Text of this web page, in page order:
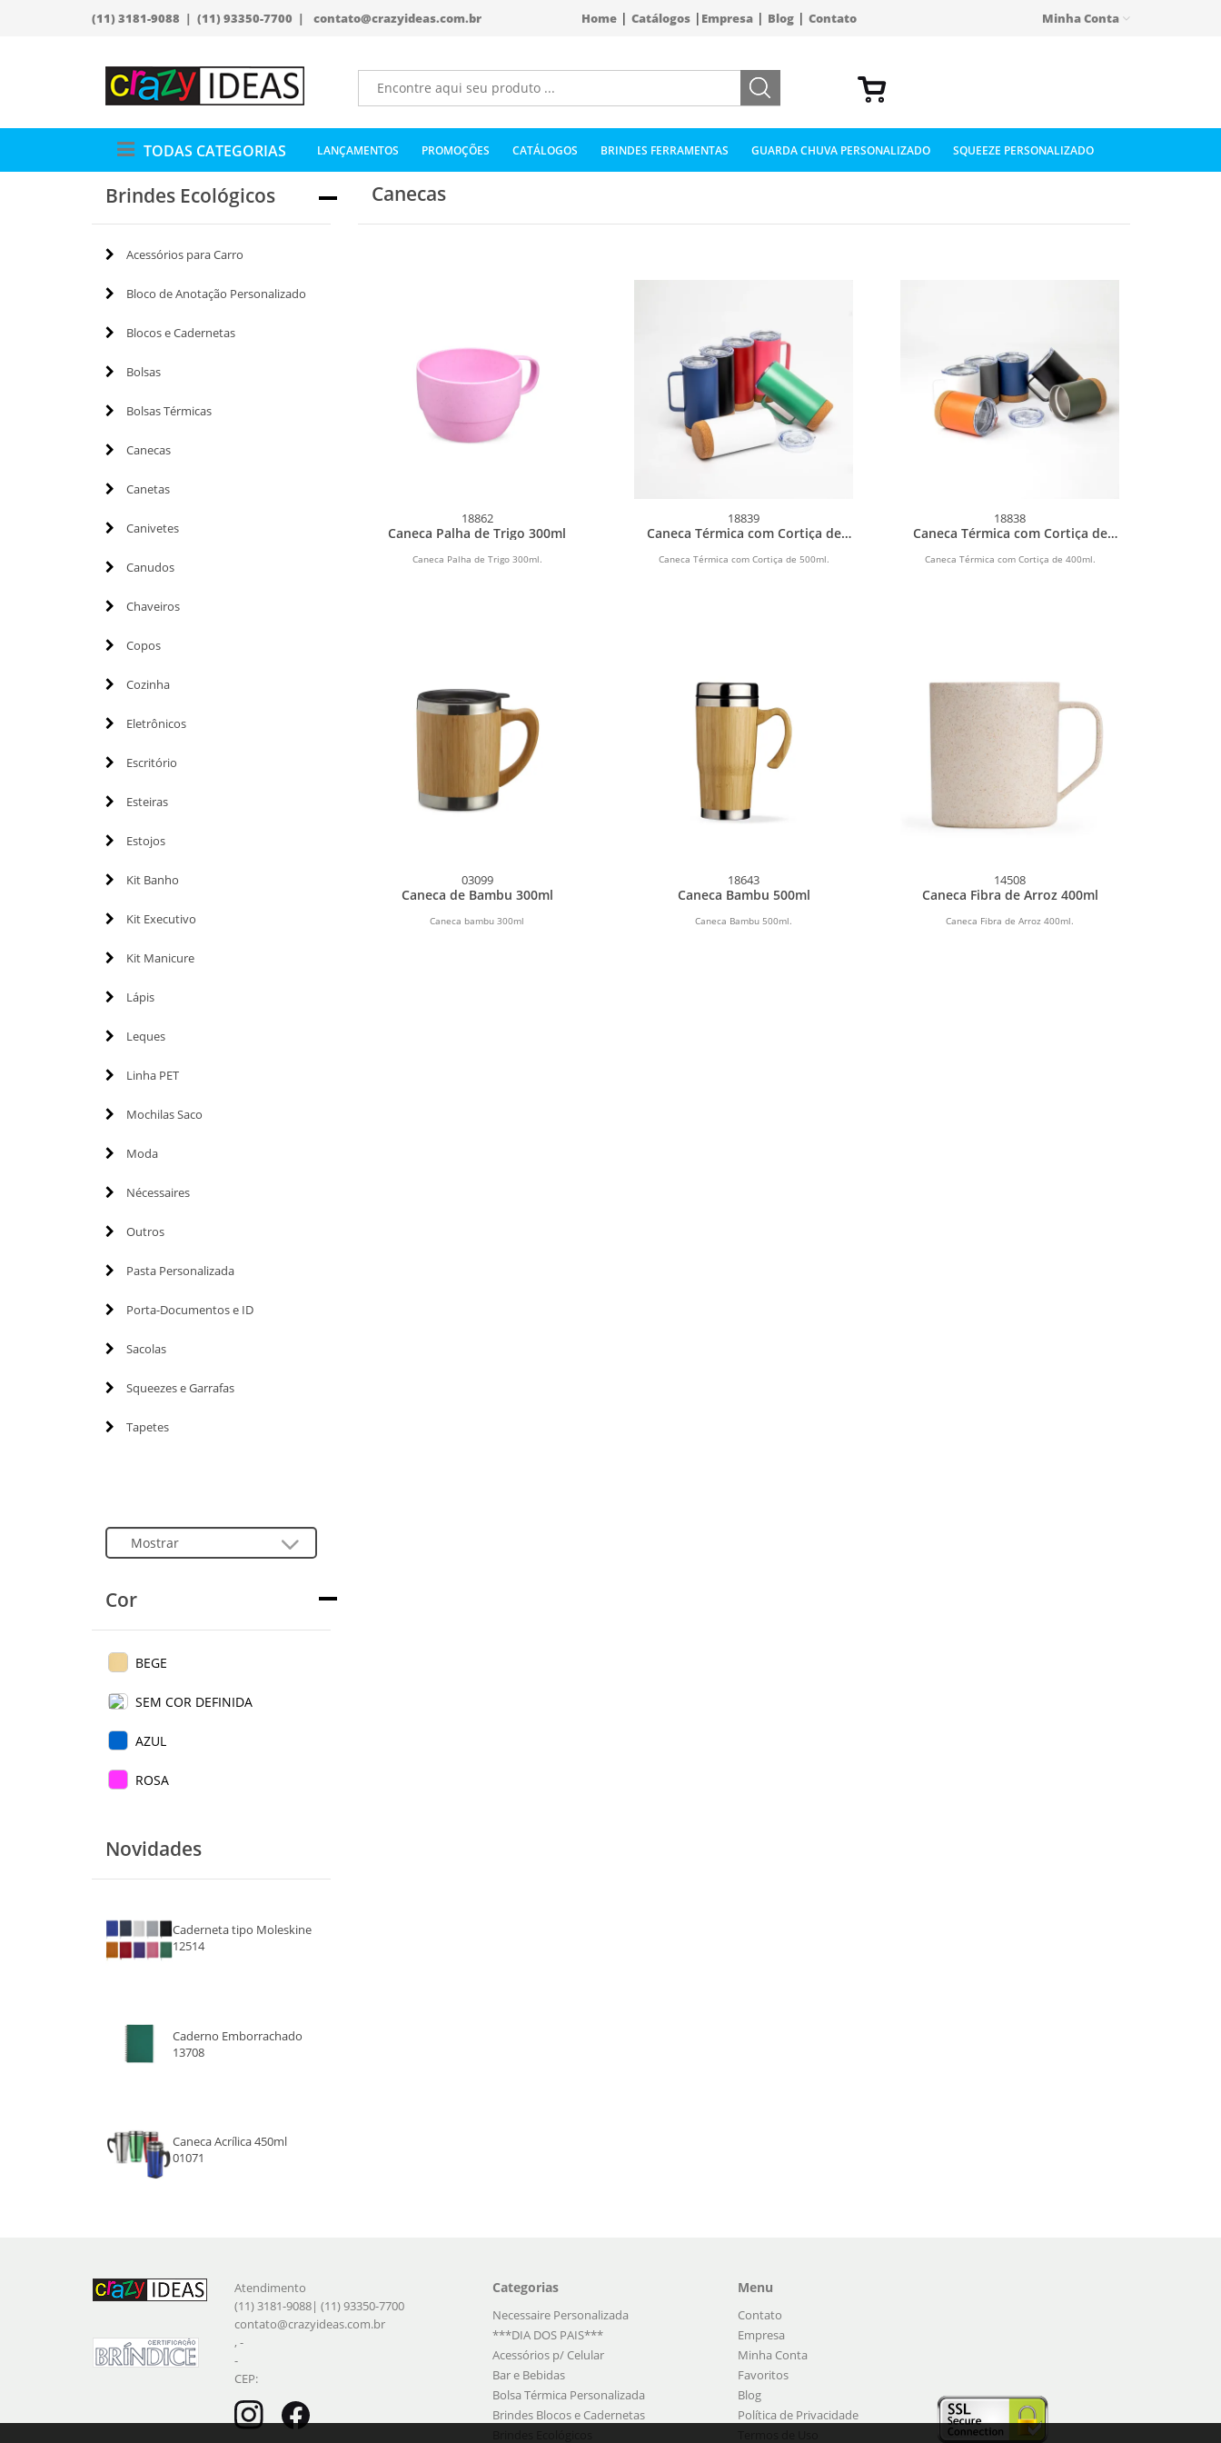
(11) 3181-9088 | (11) 93350-7700 | contato@crazyideas.com.br Home| Catálogos| Empresa| Blog| Contato Minha Conta
TODAS CATEGORIAS LANÇAMENTOS PROMOÇÕES CATÁLOGOS BRINDES FERRAMENTAS GUARDA CHUVA PERSONALIZADO SQUEEZE PERSONALIZADO
Brindes Ecológicos
Acessórios para Carro
Bloco de Anotação Personalizado
Blocos e Cadernetas
Bolsas
Bolsas Térmicas
Canecas
Canetas
Canivetes
Canudos
Chaveiros
Copos
Cozinha
Eletrônicos
Escritório
Esteiras
Estojos
Kit Banho
Kit Executivo
Kit Manicure
Lápis
Leques
Linha PET
Mochilas Saco
Moda
Nécessaires
Outros
Pasta Personalizada
Porta-Documentos e ID
Sacolas
Squeezes e Garrafas
Tapetes
Cor
BEGE
SEM COR DEFINIDA
AZUL
ROSA
Novidades
Caderneta tipo Moleskine
12514
Caderno Emborrachado
13708
Caneca Acrílica 450ml
01071
Canecas
18862
Caneca Palha de Trigo 300ml
Caneca Palha de Trigo 300ml.
18839
Caneca Térmica com Cortiça de
Caneca Térmica com Cortiça de 500ml.
18838
Caneca Térmica com Cortiça de
Caneca Térmica com Cortiça de 400ml.
03099
Caneca de Bambu 300ml
Caneca bambu 300ml
18643
Caneca Bambu 500ml
Caneca Bambu 500ml.
14508
Caneca Fibra de Arroz 400ml
Caneca Fibra de Arroz 400ml.
Atendimento
(11) 3181-9088| (11) 93350-7700
contato@crazyideas.com.br
, -
-
CEP:
Categorias
Necessaire Personalizada
***DIA DOS PAIS***
Acessórios p/ Celular
Bar e Bebidas
Bolsa Térmica Personalizada
Brindes Blocos e Cadernetas
Menu
Contato
Empresa
Minha Conta
Favoritos
Blog
Política de Privacidade